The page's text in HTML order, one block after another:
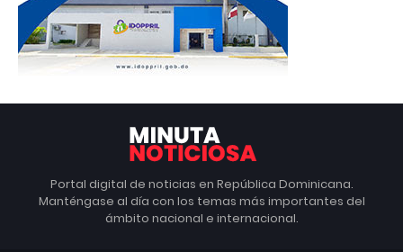
Portal digital de noticias en República Dominicana.
Manténgase al día con los temas más importantes del
ámbito nacional e internacional.